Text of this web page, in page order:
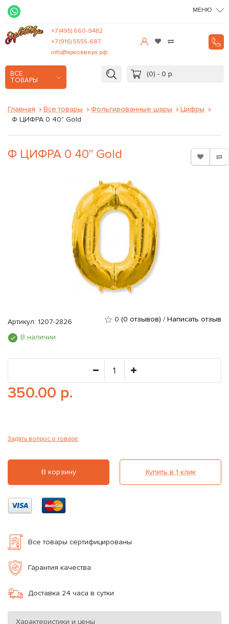
МЕНЮ
+7 (495) 660-9482
+7 (916) 5555-687
info@ярковверх.рф
ВСЕ
ТОВАРЫ
(0) - 0 р.
Главная Все товары Фольгированные шары
Цифры
Ф ЦИФРА 0 40" Gold
Ф ЦИФРА 0 40" Gold
Артикул: 1207-2826 0 (0 отзывов) / Написать отзыв
В наличии
350.00 р.
Задать вопрос о товаре
В корзину Купить в 1 клик
Все товары сертифицированы
Гарантия качества
Доставка 24 часа в сутки
Характеристики и цены